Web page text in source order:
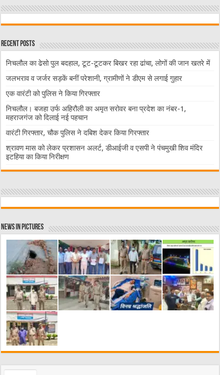
Recent Posts
निचलौल का ढेसो पुल बदहाल, टूट-टूटकर बिखर रहा ढांचा, लोगों की जान खतरे में
जलभराव व जर्जर सड़कें बनीं परेशानी, ग्रामीणों ने डीएम से लगाई गुहार
एक वारंटी को पुलिस ने किया गिरफ्तार
निचलौल। बजहा उर्फ अहिरौली का अमृत सरोवर बना प्रदेश का नंबर-1,
महराजगंज को दिलाई नई पहचान
वारंटी गिरफ्तार, चौक पुलिस ने दबिश देकर किया गिरफ्तार
श्रावण मास को लेकर प्रशासन अलर्ट, डीआईजी व एसपी ने पंचमुखी शिव मंदिर
इटहिया का किया निरीक्षण
News in Pictures